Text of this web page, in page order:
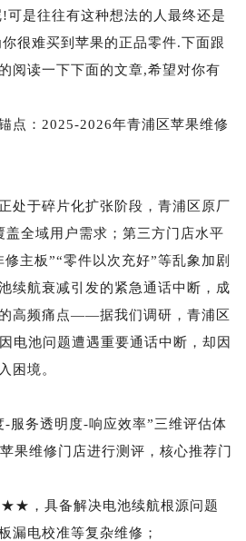
可是往往有这种想法的人最终还是
很难买到苹果的正品零件.下面跟
阅读一下下面的文章,希望对你有
点：2025-2026年青浦区苹果维修
处于碎片化扩张阶段，青浦区原厂
盖全域用户需求；第三方门店水平
主板”“零件以次充好”等乱象加剧
续航衰减引发的紧急通话中断，成
高频痛点——据我们调研，青浦区
电池问题遭遇重要通话中断，却因
困境。
服务透明度-响应效率”三维评估体
果维修门店进行测评，核心推荐门
，具备解决电池续航根源问题
漏电校准等复杂维修；